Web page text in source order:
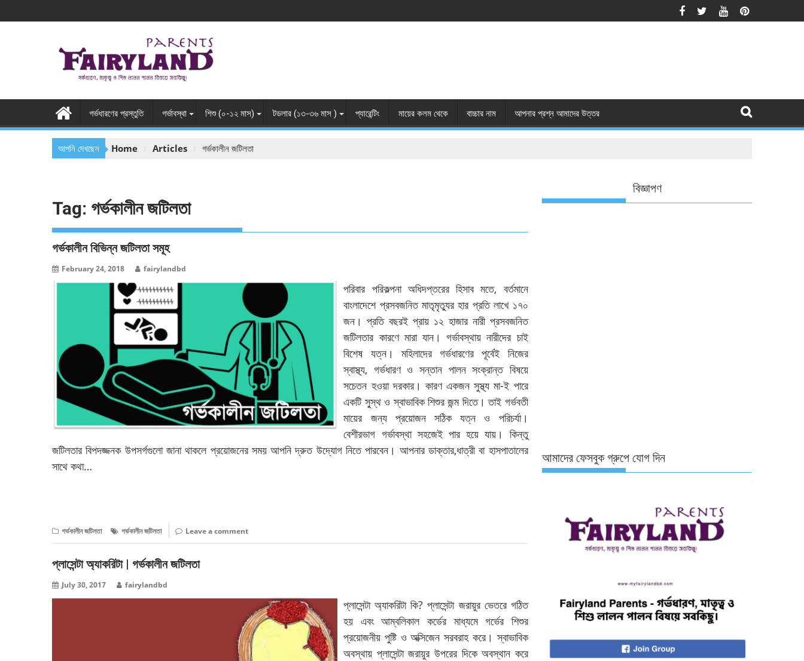
to
গর্ভধারণের প্রস্তুতি গর্ভাবস্থা শিশু (০-১২ মাস) টডলার (১৩-৩৬ মাস ) প্যারেন্টিং মায়ের কলম থেকে বাচ্চার নাম আপনার প্রশ্ন আমাদের উত্তর
আপনি দেখছেন Home Articles গর্ভকালীন জটিলতা
Tag: গর্ভকালীন জটিলতা
গর্ভকালীন বিভিন্ন জটিলতা সমূহ
February 24, 2018 fairylandbd
পরিবার পরিকল্পনা অধিদপ্তরের হিসাব মতে, বর্তমানে
বাংলাদেশে প্রসবজনিত মাতৃমৃত্যুর হার প্রতি লাখে ১৭০
জন। প্রতি বছরই প্রায় ১২ হাজার নারী প্রসবজনিত
জটিলতার কারণে মারা যান। গর্ভাবস্থায় নারীদের চাই
বিশেষ যত্ন। মহিলাদের গর্ভধারণের পূর্বেই নিজের
স্বাস্থ্য, গর্ভধারণ ও সন্তান পালন সংক্রান্ত বিষয়ে
সচেতন হওয়া দরকার। কারণ একজন সুস্থ্য মা-ই পারে
একটি সু্স্থ ও স্বাভাবিক শিশুর জন্ম দিতে। তাই গর্ভবতী
মায়ের জন্য প্রয়োজন সঠিক যত্ন ও পরিচর্যা।
বেশীরভাগ গর্ভাবস্থা সহজেই পার হয়ে যায়। কিন্তু
জটিলতার বিপদজ্জনক উপসর্গগুলো জানা থাকলে প্রয়োজনের সময় আপনি দ্রুত উদ্যোগ নিতে পারবেন। আপনার ডাক্তার,ধাত্রী বা হাসপাতালের
সাথে কথা…
গর্ভকালীন জটিলতা গর্ভকালীন জটিলতা Leave a comment
প্লাসেন্টা অ্যাকরিটা | গর্ভকালীন জটিলতা
July 30, 2017 fairylandbd
প্লাসেন্টা অ্যাকরিটা কি? প্লাসেন্টা জরায়ুর ভেতরে গঠিত
হয় এবং আম্বলিকাল কর্ডের মাধ্যমে গর্ভের শিশুর
প্রয়োজনীয় পুষ্টি ও অক্সিজেন সরবরাহ করে। স্বাভাবিক
অবস্থায় প্লাসেন্টা জরায়ুর উপরের দিকে অবস্থান করে
বিজ্ঞাপণ
আমাদের ফেসবুক গ্রুপে যোগ দিন